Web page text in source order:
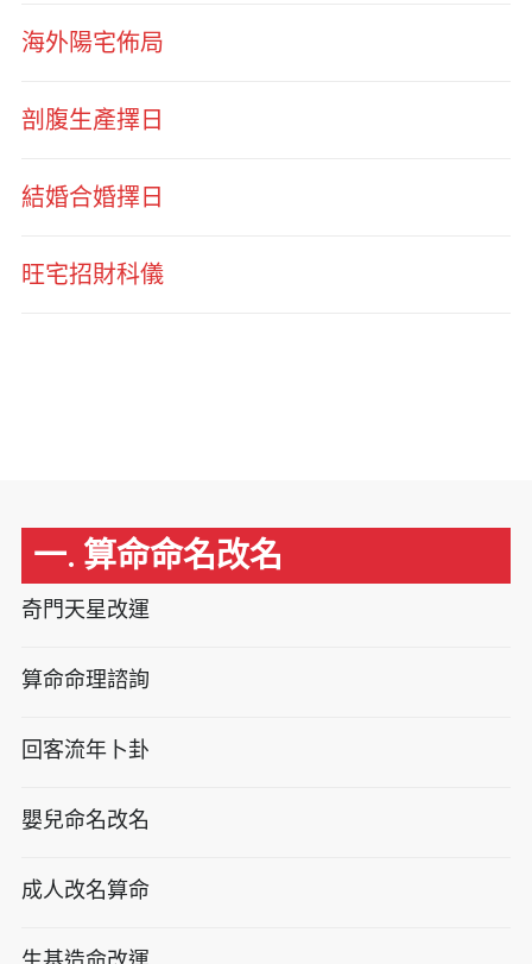
海外陽宅佈局
剖腹生產擇日
結婚合婚擇日
旺宅招財科儀
一. 算命命名改名
奇門天星改運
算命命理諮詢
回客流年卜卦
嬰兒命名改名
成人改名算命